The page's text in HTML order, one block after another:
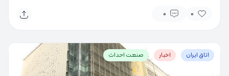
0
0
اتاق ایران اخبار صنعت احداث